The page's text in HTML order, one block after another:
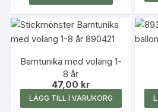
här
produkten
har
varianter.
olika
Barntunika med volang 1-
8 år
47,00 kr
LÄGG TILL I VARUKORG